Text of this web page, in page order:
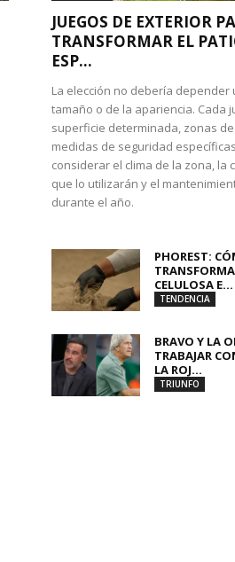
JUEGOS DE EXTERIOR
TRANSFORMAR EL
ESP...
La elección no debería depender
tamaño o de la apariencia. Cada
superficie determinada, zonas
medidas de seguridad
considerar el clima de la zona, la
que lo utilizarán y el
durante el año.
PHOREST:
CELULOSA E...
TENDENCIA
BRAVO Y LA
TRABAJAR
LA ROJ...
TRIUNFO